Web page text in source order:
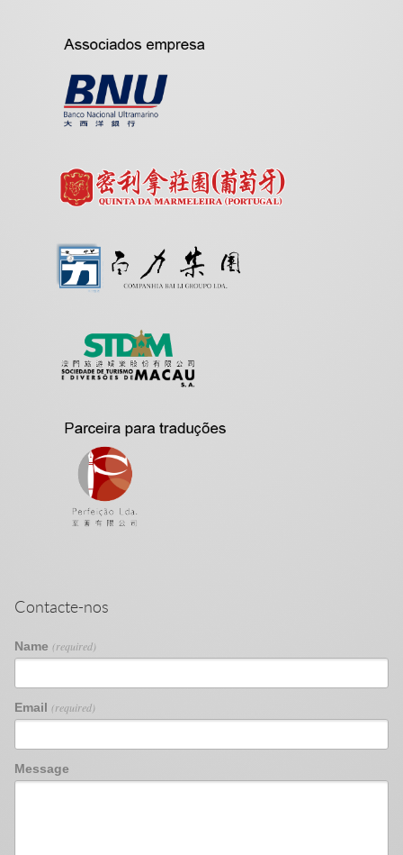
Contacte-nos
Name (required)
Email (required)
Message